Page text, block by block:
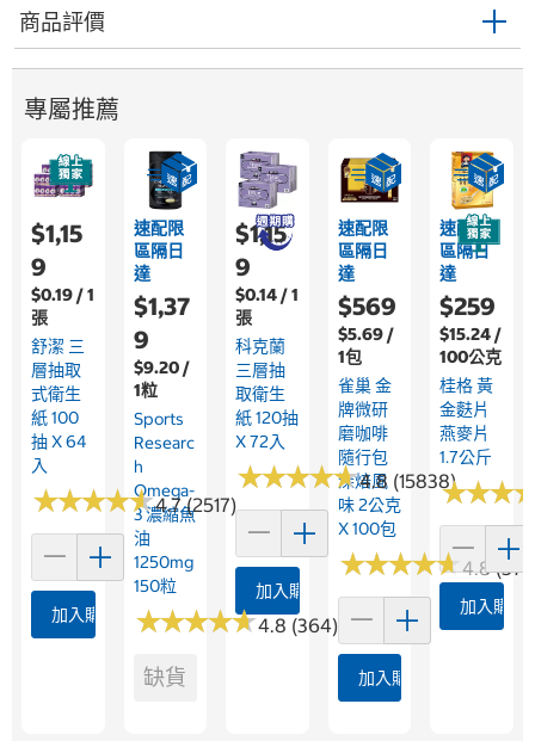
商品評價
專屬推薦
$1,15
9
$0.19 / 1
張
舒潔 三
層抽取
式衛生
紙 100
抽 X 64
入
★★★★★
★★★★★4.7 (2517)
加入購物車
速配限
區隔日
達
$1,37
9
$9.20 /
1粒
Sports
Researc
H
Omega-
3 濃縮魚
油
1250mg
150粒
★★★★★
★★★★★4.8 (364)
缺貨
$1,15
9
$0.14 / 1
張
科克蘭
三層抽
取衛生
紙 120抽
X 72入
★★★★★
★★★★★4.8 (15838)
加入購物車
速配限
區隔日
達
$569
$5.69 /
1包
雀巢 金
牌微研
磨咖啡
隨行包
深焙風
味 2公克
X 100包
★★★★★
★★★★★4.8
加入購物車
速配限
區隔日
達
$259
$15.24 /
100公克
桂格 黃
金麩片
燕麥片
1.7公斤
★★★
★★★
加入購物